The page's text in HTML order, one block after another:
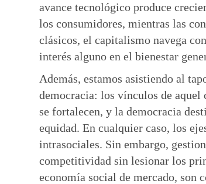
avance tecnológico produce
los consumidores, mientras las
clásicos, el capitalismo navega
interés alguno en el bienestar
Además, estamos asistiendo al
democracia: los vínculos de aquel
se fortalecen, y la democracia
equidad. En cualquier caso, los
intrasociales. Sin embargo,
competitividad sin lesionar los
economía social de mercado, son